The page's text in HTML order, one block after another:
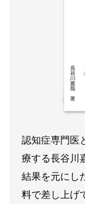
認知症専門医
療する長谷川
結果を元にし
料で差し上げ